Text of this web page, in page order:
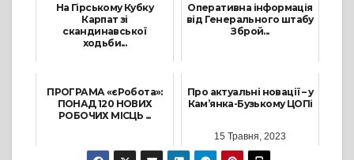
На Гірському Кубку
Карпат зі
скандинавської
ходьби...
Оперативна інформація
від Генерального штабу
Зброй...
ПРОГРАМА «єРобота»:
ПОНАД 120 НОВИХ
РОБОЧИХ МІСЦЬ ...
18 Серпня, 2022
Про актуальні новації – у
Кам’янка-Бузькому ЦОПі
15 Травня, 2023